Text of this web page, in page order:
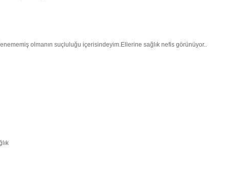
olmanın suçluluğu içerisindeyim.Ellerine sağlık nefis görünüyor..